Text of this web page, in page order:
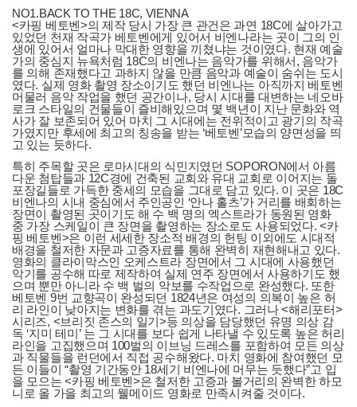
NO1.BACK TO THE 18C, VIENNA
<카핑 베토벤>의 제작 당시 가장 큰 관건은 과연 18C에 살아가고
있었던 천재 작곡가 베토벤에게 있어서 비엔나라는 곳이 그의 인
생에 있어서 얼마나 막대한 영향을 끼쳤냐는 것이였다. 현재 예술
가의 중심지 뉴욕처럼 18C의 비엔나는 음악가를 위해서, 음악가
를 의해 존재했다고 과하지 않을 만큼 음악과 예술이 숨쉬는 도시
였다. 실제 영화 촬영 장소이기도 했던 비엔나는 아직까지 베토벤
머물러 음악 작업을 했던 공간이나, 당시 시대를 대변하는 네오바
로크 스타일의 건물들이 즐비해있으며 몇 백년이 지난 문화와 역
사가 잘 보존되어 있어 마치 그 시대에는 전위적이고 광기의 작곡
가였지만 후세에 최고의 칭송을 받는 ‘베토벤’모습의 양면성을 띄
고 있는 듯하다.
특히 주목할 곳은 로마시대의 식민지였던 SOPORON에서 아름
다운 첨탑들과 12C경에 건축된 교회와 유대 교회로 이어지는 돌
포장길들로 가득한 중세의 모습을 그대로 담고 있다. 이 곳은 18C
비엔나의 시내 중심에서 주인공인 ‘안나 홀츠’가 거리를 배회하는
장면이 촬영된 곳이기도 해 수 백 명의 엑스트라가 동원된 영화
중 가장 스케일이 큰 장면을 촬영하는 장소로도 사용되었다. <카
핑 베토벤>은 이런 세세한 장소적 배경의 헌팅 이외에도 시대적
배경을 철저한 자문과 고증자료를 통해 완벽히 재현해내고 있다.
영화의 클라이막스인 오케스트라 장면에서 그 시대에 사용했던
악기를 공수해 따로 제작하여 실제 연주 장면에서 사용하기도 했
으며 뿐만 아니라 수 백 벌의 악보를 수작업으로 완성했다. 또한
베토벤 9번 교향곡이 완성되던 1824년은 여성의 의복이 높은 허
리 라인이 낮아지는 변화를 겪는 과도기였다. 그러나 <해리포터>
시리즈, <브리짓 존스의 일기>등 의상을 담당했던 유명 의상 감
독 ‘지미 테미’ 는 그 시대를 보다 쉽게 나타낼 수 있도록 높은 허리
라인을 고집했으며 100벌의 이브닝 드레스를 포함하여 모든 의상
과 직물들을 런던에서 직접 공수해왔다. 마치 영화에 참여했던 모
든 이들이 “촬영 기간동안 18세기 비엔나에 머무는 듯했다”고 입
을 모으는 <카핑 베토벤>은 철저한 고증과 볼거리의 완벽한 하모
니로 올 가을 최고의 웰메이드 영화로 만족시켜줄 것이다.